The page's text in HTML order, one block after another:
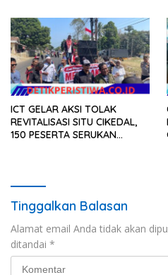
ICT GELAR AKSI TOLAK
REVITALISASI SITU CIKEDAL,
150 PESERTA SERUKAN
Tinggalkan Balasan
Alamat email Anda tidak akan
ditandai *